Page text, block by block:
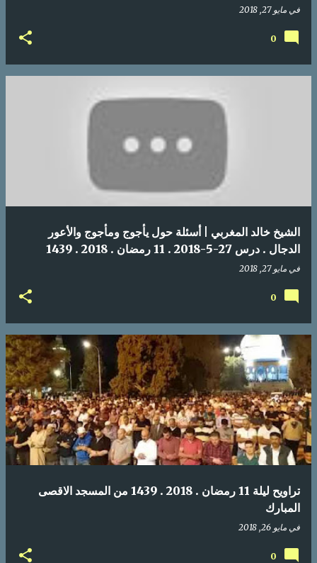
في مايو 27, 2018
0
الشيخ خالد المغربي | أسئلة حول يأجوج ومأجوج والأعور
الدجال . درس 27-5-2018 . 11 رمضان . 2018 . 1439
في مايو 27, 2018
0
تراويح ليلة 11 رمضان . 2018 . 1439 من المسجد الاقصى
المبارك
في مايو 26, 2018
0